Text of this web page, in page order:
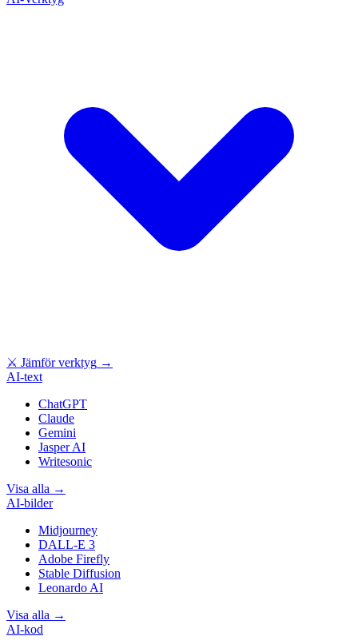
⚔ Jämför verktyg →
AI-text
ChatGPT
Claude
Gemini
Jasper AI
Writesonic
Visa alla →
AI-bilder
Midjourney
DALL-E 3
Adobe Firefly
Stable Diffusion
Leonardo AI
Visa alla →
AI-kod